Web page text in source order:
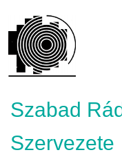
Szabad
Szervezete